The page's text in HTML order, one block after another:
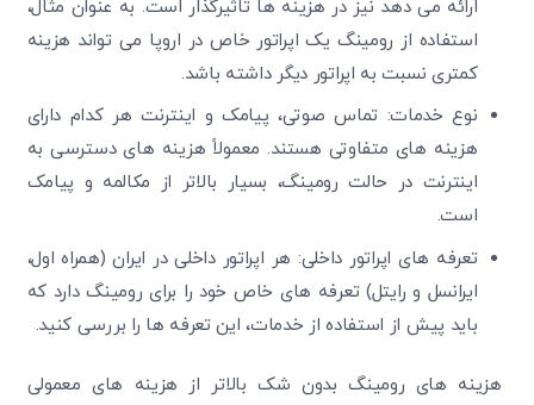
ارائه می دهد نیز در هزینه ها تاثیرگذار است. به عنوان مثال،
استفاده از رومینگ یک اپراتور خاص در اروپا می تواند هزینه
کمتری نسبت به اپراتور دیگر داشته باشد.
نوع خدمات: تماس صوتی، پیامک و اینترنت هر کدام دارای
هزینه های متفاوتی هستند. معمولاً هزینه های دسترسی به
اینترنت در حالت رومینگ، بسیار بالاتر از مکالمه و پیامک
است.
تعرفه های اپراتور داخلی: هر اپراتور داخلی در ایران (همراه اول،
ایرانسل و رایتل) تعرفه های خاص خود را برای رومینگ دارد که
باید پیش از استفاده از خدمات، این تعرفه ها را بررسی کنید.
هزینه های رومینگ بدون شک بالاتر از هزینه های معمولی